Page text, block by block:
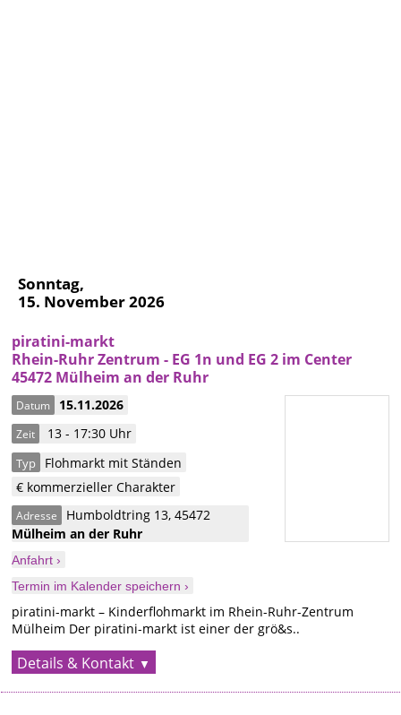
Sonntag,
15. November 2026
piratini-markt
Rhein-Ruhr Zentrum - EG 1n und EG 2 im Center
45472 Mülheim an der Ruhr
Datum 15.11.2026
Zeit 13 - 17:30 Uhr
Typ
Flohmarkt mit Ständen
€ kommerzieller Charakter
Adresse Humboldtring 13,45472
Mülheim an der Ruhr
Anfahrt ›
Termin im Kalender speichern ›
piratini-markt – Kinderflohmarkt im Rhein-Ruhr-Zentrum
Mülheim Der piratini-markt ist einer der grö&s..
Details & Kontakt